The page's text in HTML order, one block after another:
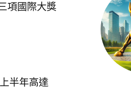
項國際大獎
半年高達